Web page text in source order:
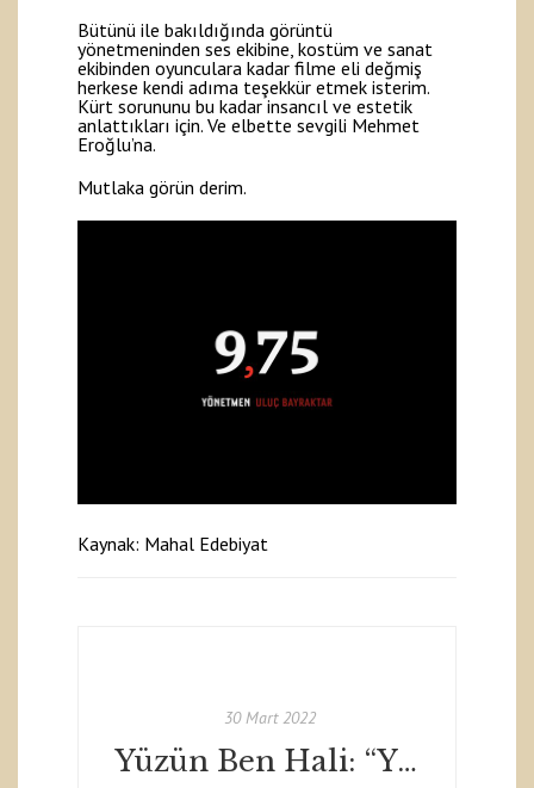
Bütünü ile bakıldığında görüntü
yönetmeninden ses ekibine, kostüm ve sanat
ekibinden oyunculara kadar filme eli değmiş
herkese kendi adıma teşekkür etmek isterim.
Kürt sorununu bu kadar insancıl ve estetik
anlattıkları için. Ve elbette sevgili Mehmet
Eroğlu’na.
Mutlaka görün derim.
Kaynak: Mahal Edebiyat
30 Mart 2022
Yüzün Ben Hali: “Yüz: 1981” Roman İncelemesi - Canan Murteza - Mahal Edebiyat / Mart 2022